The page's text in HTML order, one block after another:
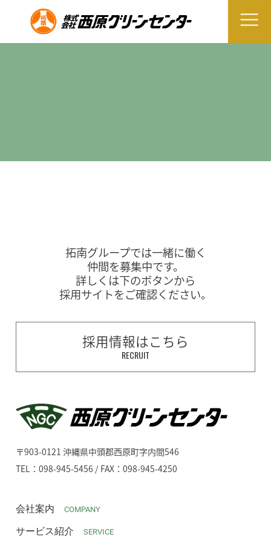
拓南グループでは一緒に働く
仲間を募集中です。
詳しくは下のボタンから
採用サイトをご確認ください。
採用情報はこちら
RECRUIT
〒903-0121 沖縄県中頭郡西原町字内間546
TEL：098-945-5456 / FAX：098-945-4250
会社案内 COMPANY
サービス紹介 SERVICE